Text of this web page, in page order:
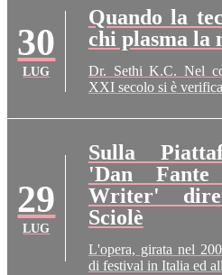
30
LUG
Quando la
chi plasma la
Dr. Sethi K.C. Nel
XXI secolo si è
29
LUG
Sulla
'Dan
Writer'
Sciolè
L'opera, girata nel
di festival in Italia ed